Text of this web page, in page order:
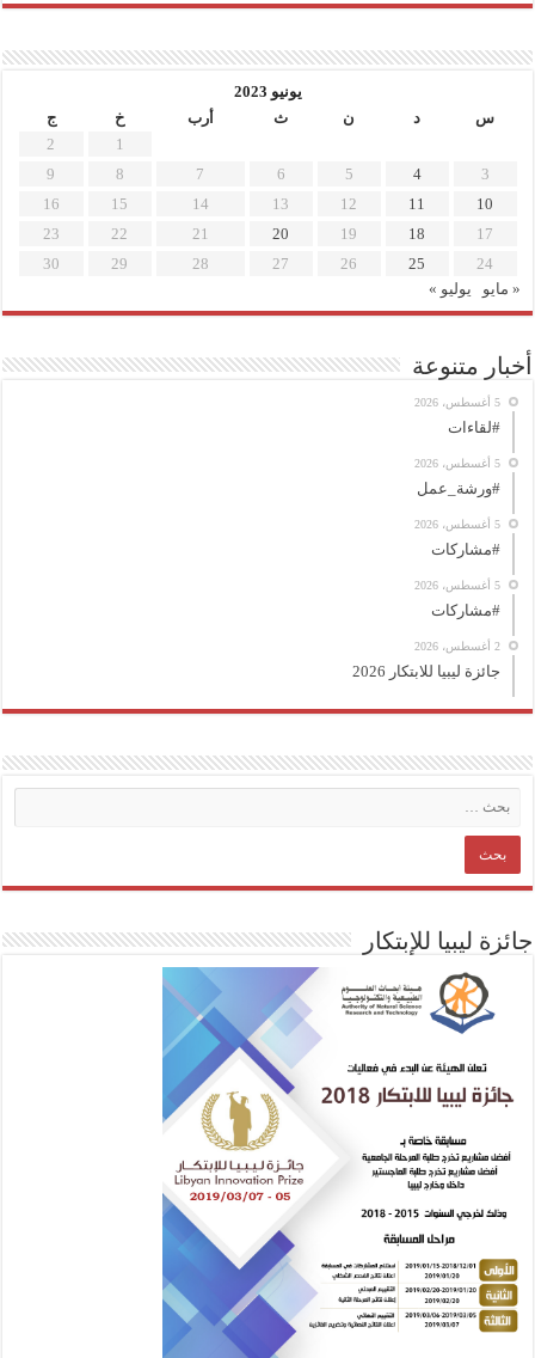
يونيو 2023
س
د ن ث أرب خ
ج
1
2
3
4
5
6
7
8
9
10
11
12
13
14
15
16
17
18
19
20
21
22
23
24
25
26
27
28
29
30
« مايو
يوليو »
أخبار متنوعة
5 أغسطس، 2026
#لقاءات
5 أغسطس، 2026
#ورشة_عمل
5 أغسطس، 2026
#مشاركات
5 أغسطس، 2026
#مشاركات
2 أغسطس، 2026
جائزة ليبيا للابتكار 2026
جائزة ليبيا للإبتكار